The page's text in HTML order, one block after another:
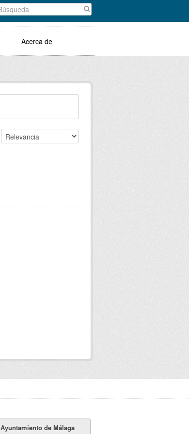
Acerca de
Ayuntamiento de Málaga